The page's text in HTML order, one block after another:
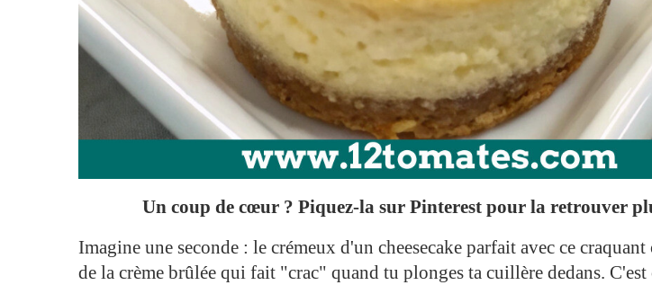
Un coup de cœur ? Piquez-la sur Pinterest pour la retrouver
Imagine une seconde : le crémeux d'un cheesecake parfait avec ce
de la crème brûlée qui fait "crac" quand tu plonges ta cuillère dedans. C'est